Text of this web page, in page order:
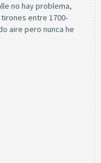
no hay problema,
entre 1700-
aire pero nunca he